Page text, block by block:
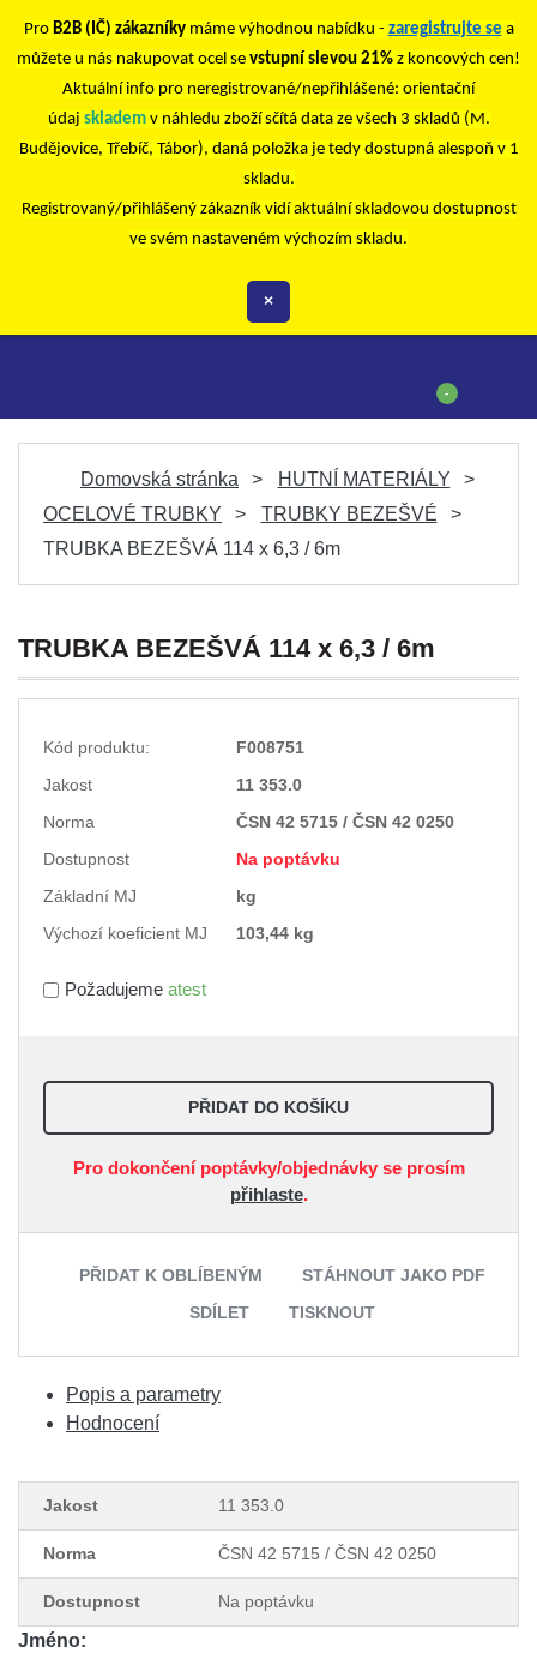
Pro B2B (IČ) zákazníkymáme výhodnou nabídku - zaregistrujte se a
můžete u nás nakupovat ocel se vstupní slevou 21% z koncových cen!
Aktuální info pro neregistrované/nepřihlášené: orientační
údaj skladem v náhledu zboží sčítá data ze všech 3 skladů (M.
Budějovice, Třebíč, Tábor), daná položka je tedy dostupná alespoň v 1
skladu.
Registrovaný/přihlášený zákazník vidí aktuální skladovou dostupnost
ve svém nastaveném výchozím skladu.
×
-
Domovská stránka
HUTNÍ MATERIÁLY
OCELOVÉ TRUBKY
TRUBKY BEZEŠVÉ
TRUBKA BEZEŠVÁ 114 x 6,3 / 6m
TRUBKA BEZEŠVÁ 114 x 6,3 / 6m
Kód produktu:
F008751
Jakost
11 353.0
Norma
ČSN 42 5715 / ČSN 42 0250
Dostupnost
Na poptávku
Základní MJ
kg
Výchozí koeficient MJ
103,44 kg
Požadujeme atest
PŘIDAT DO KOŠÍKU
Pro dokončení poptávky/objednávky se prosím
přihlaste.
PŘIDAT K OBLÍBENÝM
STÁHNOUT JAKO PDF
SDÍLET
TISKNOUT
Popis a parametry
Hodnocení
Jakost 11 353.0
Norma ČSN 42 5715 / ČSN 42 0250
Dostupnost Na poptávku
Jméno: